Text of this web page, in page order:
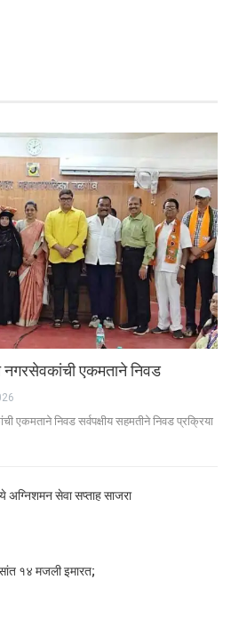
एकमताने निवड
एकमताने निवड सर्वपक्षीय सहमतीने निवड प्रक्रिया
अग्निशमन सेवा सप्ताह साजरा
१४ मजली इमारत;